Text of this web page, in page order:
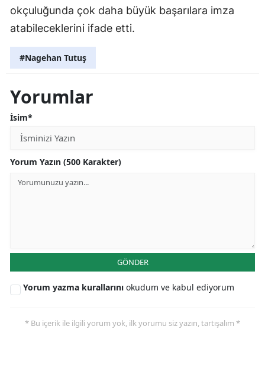
okçuluğunda çok daha büyük başarılara imza
atabileceklerini ifade etti.
#Nagehan Tutuş
Yorumlar
İsim*
Yorum Yazın (500 Karakter)
GÖNDER
Yorum yazma kurallarını okudum ve kabul ediyorum
* Bu içerik ile ilgili yorum yok, ilk yorumu siz yazın, tartışalım *